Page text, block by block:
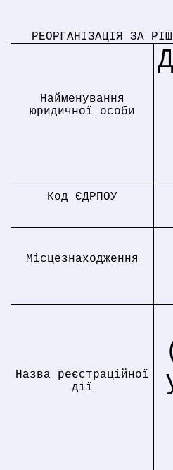
РЕОРГАНІЗАЦІЯ ЗА
Найменування
юридичної особи
Код ЄДРПОУ
Місцезнаходження
Назва реєстраційної
дії